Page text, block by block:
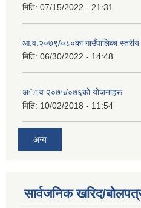
मिति: 07/15/2022 - 21:31
आ.व.२०७९/०८०का गाउँपालिका स्तरीय
मिति: 06/30/2022 - 14:48
अा‍‍.व.२०७५/०७६काे याेजनाहरू
मिति: 10/02/2018 - 11:54
अन्य
सार्वजनिक खरिद/